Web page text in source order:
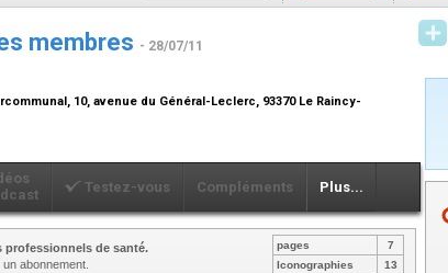
membres - 28/07/11
10, avenue du Général-Leclerc, 93370 Le Raincy-
Testez-vous Compléments Plus...
professionnels de santé.
abonnement.
pages
7
Iconographies
13